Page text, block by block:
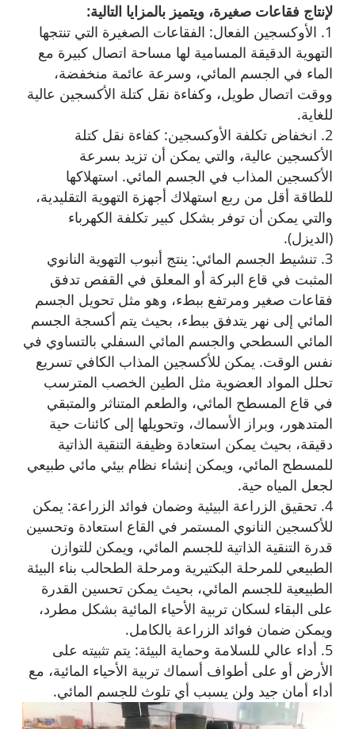
لإنتاج فقاعات صغيرة، ويتميز بالمزايا التالية:
1. الأوكسجين الفعال: الفقاعات الصغيرة التي تنتجها
التهوية الدقيقة المسامية لها مساحة اتصال كبيرة مع
الماء في الجسم المائي، وسرعة عائمة منخفضة،
ووقت اتصال طويل، وكفاءة نقل كتلة الأكسجين عالية
للغاية.
2. انخفاض تكلفة الأوكسجين: كفاءة نقل كتلة
الأكسجين عالية، والتي يمكن أن تزيد بسرعة
الأكسجين المذاب في الجسم المائي. استهلاكها
للطاقة أقل من ربع استهلاك أجهزة التهوية التقليدية،
والتي يمكن أن توفر بشكل كبير تكلفة الكهرباء
(الديزل).
3. تنشيط الجسم المائي: ينتج أنبوب التهوية النانوي
المثبت في قاع البركة أو المعلق في القفص تدفق
فقاعات صغير ومرتفع ببطء، وهو مثل تحويل الجسم
المائي إلى نهر يتدفق ببطء، بحيث يتم أكسجة الجسم
المائي السطحي والجسم المائي السفلي بالتساوي في
نفس الوقت. يمكن للأكسجين المذاب الكافي تسريع
تحلل المواد العضوية مثل الطين الخصب المترسب
في قاع المسطح المائي، والطعم المتناثر والمتبقي
المتدهور، وبراز الأسماك، وتحويلها إلى كائنات حية
دقيقة، بحيث يمكن استعادة وظيفة التنقية الذاتية
للمسطح المائي، ويمكن إنشاء نظام بيئي مائي طبيعي
لجعل المياه حية.
4. تحقيق الزراعة البيئية وضمان فوائد الزراعة: يمكن
للأكسجين النانوي المستمر في القاع استعادة وتحسين
قدرة التنقية الذاتية للجسم المائي، ويمكن للتوازن
الطبيعي للمرحلة البكتيرية ومرحلة الطحالب بناء البيئة
الطبيعية للجسم المائي، بحيث يمكن تحسين القدرة
على البقاء لسكان تربية الأحياء المائية بشكل مطرد،
ويمكن ضمان فوائد الزراعة بالكامل.
5. أداء عالي للسلامة وحماية البيئة: يتم تثبيته على
الأرض أو على أطواف أسماك تربية الأحياء المائية، مع
أداء أمان جيد ولن يسبب أي تلوث للجسم المائي.